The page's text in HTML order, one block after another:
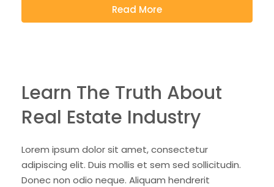
Read More
Learn The Truth About
Real Estate Industry
Lorem ipsum dolor sit amet, consectetur
adipiscing elit. Duis mollis et sem sed sollicitudin.
Donec non odio neque. Aliquam hendrerit